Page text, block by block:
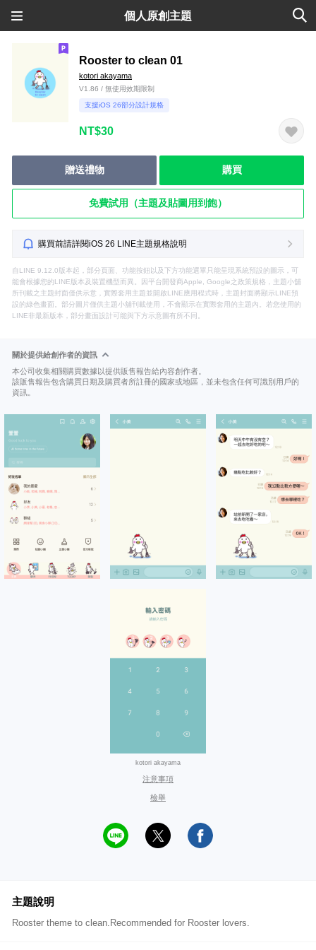
個人原創主題
Rooster to clean 01
kotori akayama
V1.86 / 無使用效期限制
支援iOS 26部分設計規格
NT$30
贈送禮物 購買
免費試用（主題及貼圖用到飽）
購買前請詳閱iOS 26 LINE主題規格說明
自LINE 9.12.0版本起，部分頁面、功能按鈕以及下方功能選單只能呈現系統預設的圖示，可
能會根據您的LINE版本及裝置機型而異。因平台開發商Apple, Google之政策規格，主題小舖
所刊載之主題封面僅供示意，實際套用主題並開啟LINE應用程式時，主題封面將顯示LINE預
設的綠色畫面。部分圖片僅供主題小舖刊載使用，不會顯示在實際套用的主題內。若您使用的
LINE非最新版本，部分畫面設計可能與下方示意圖有所不同。
關於提供給創作者的資訊
本公司收集相關購買數據以提供販售報告給內容創作者。
該販售報告包含購買日期及購買者所註冊的國家或地區，並未包含任何可識別用戶的
資訊。
kotori akayama
注意事項
檢舉
主題說明
Rooster theme to clean.Recommended for Rooster lovers.